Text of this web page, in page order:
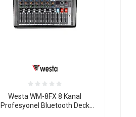
Westa WM-8FX 8 Kanal
Profesyonel Bluetooth Deck